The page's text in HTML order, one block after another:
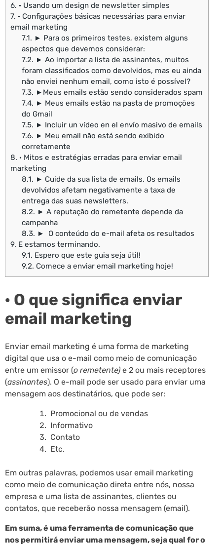
6. · Usando um design de newsletter simples
7. · Configurações básicas necessárias para enviar
email marketing
7.1. ► Para os primeiros testes, existem alguns
aspectos que devemos considerar:
7.2. ► Ao importar a lista de assinantes, muitos
foram classificados como devolvidos, mas eu ainda
não enviei nenhum email, como isto é possível?
7.3. ►Meus emails estão sendo considerados spam
7.4. ► Meus emails estão na pasta de promoções
do Gmail
7.5. ► Incluir un vídeo en el envío masivo de emails
7.6. ► Meu email não está sendo exibido
corretamente
8. · Mitos e estratégias erradas para enviar email
marketing
8.1. ► Cuide da sua lista de emails. Os emails
devolvidos afetam negativamente a taxa de
entrega das suas newsletters.
8.2. ► A reputação do remetente depende da
campanha
8.3. ► O conteúdo do e-mail afeta os resultados
9. E estamos terminando.
9.1. Espero que este guia seja útil!
9.2. Comece a enviar email marketing hoje!
· O que significa enviar
email marketing
Enviar email marketing é uma forma de marketing
digital que usa o e-mail como meio de comunicação
entre um emissor (o remetente) e 2 ou mais receptores
(assinantes). O e-mail pode ser usado para enviar uma
mensagem aos destinatários, que pode ser:
Promocional ou de vendas
Informativo
Contato
Etc.
Em outras palavras, podemos usar email marketing
como meio de comunicação direta entre nós, nossa
empresa e uma lista de assinantes, clientes ou
contatos, que receberão nossa mensagem (email).
Em suma, é uma ferramenta de comunicação que
nos permitirá enviar uma mensagem, seja qual for o